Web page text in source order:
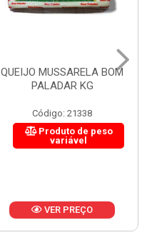
QUEIJO MUSSARELA BOM
PALADAR KG
Código: 21338
Produto de peso
variável
VER PREÇO